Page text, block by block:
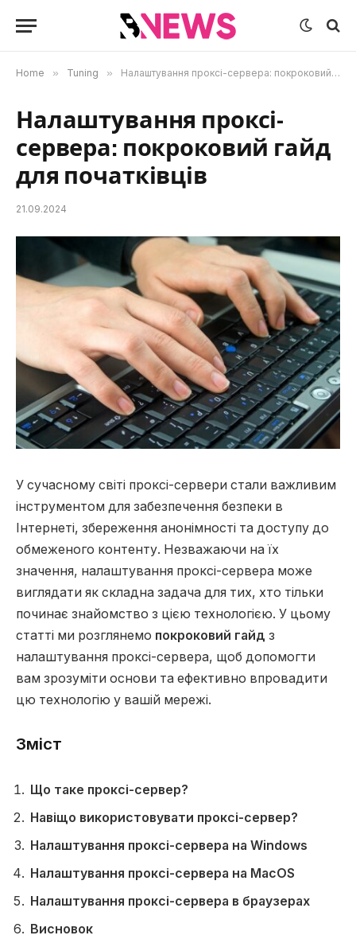
Home » Tuning » Налаштування проксі-сервера: покроковий гайд для початківців
Налаштування проксі-
сервера: покроковий гайд
для початківців
21.09.2024
У сучасному світі проксі-сервери стали важливим
інструментом для забезпечення безпеки в
Інтернеті, збереження анонімності та доступу до
обмеженого контенту. Незважаючи на їх
значення, налаштування проксі-сервера може
виглядати як складна задача для тих, хто тільки
починає знайомство з цією технологією. У цьому
статті ми розглянемо покроковий гайд з
налаштування проксі-сервера, щоб допомогти
вам зрозуміти основи та ефективно впровадити
цю технологію у вашій мережі.
Зміст
Що таке проксі-сервер?
Навіщо використовувати проксі-сервер?
Налаштування проксі-сервера на Windows
Налаштування проксі-сервера на MacOS
Налаштування проксі-сервера в браузерах
Висновок